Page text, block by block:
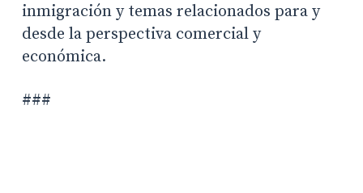
inmigración y temas relacionados para y
desde la perspectiva comercial y
económica.
###